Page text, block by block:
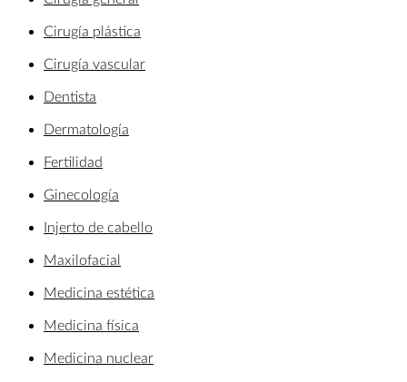
Cirugía plástica
Cirugía vascular
Dentista
Dermatología
Fertilidad
Ginecología
Injerto de cabello
Maxilofacial
Medicina estética
Medicina física
Medicina nuclear